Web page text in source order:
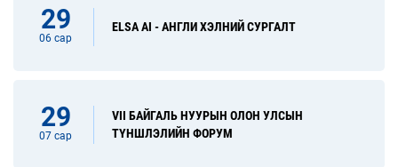
29
06 сар
ELSA AI - АНГЛИ ХЭЛНИЙ СУРГАЛТ
29
07 сар
VII БАЙГАЛЬ НУУРЫН ОЛОН УЛСЫН
ТҮНШЛЭЛИЙН ФОРУМ